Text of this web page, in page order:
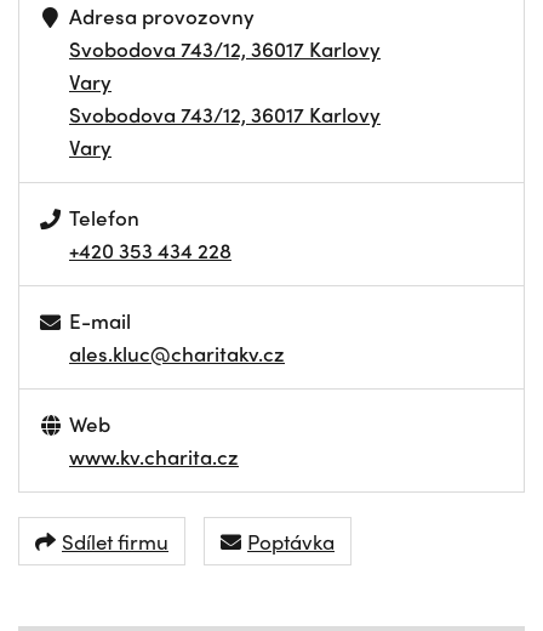
Adresa provozovny
Svobodova 743/12, 36017 Karlovy
Vary
Svobodova 743/12, 36017 Karlovy
Vary
Telefon
+420 353 434 228
E-mail
ales.kluc@charitakv.cz
Web
www.kv.charita.cz
Sdílet firmu Poptávka